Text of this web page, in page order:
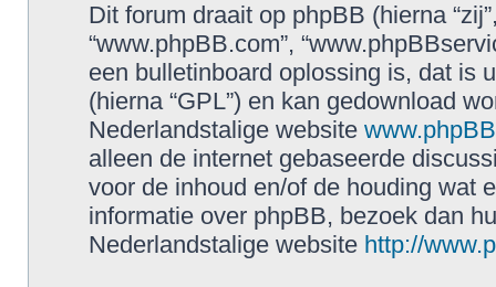
Dit forum draait op phpBB (hierna
“www.phpBB.com”,
een bulletinboard oplossing is, dat is
(hierna “GPL”) en kan gedownload
Nederlandstalige website
alleen de internet gebaseerde
voor de inhoud en/of de houding wat
informatie over phpBB, bezoek dan
Nederlandstalige website http://